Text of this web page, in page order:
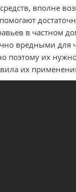
вполне
в частном
вредными
поэтому их
их